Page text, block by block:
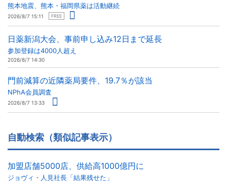
熊本地震、熊本・福岡県薬は活動継続
2026/8/7 15:11 FREE
日薬新潟大会、事前申し込み12日まで延長
参加登録は4000人超え
2026/8/7 14:30
門前減算の近隣薬局要件、19.7％が該当
NPhA会員調査
2026/8/7 13:33
自動検索（類似記事表示）
加盟店舗5000店、供給高1000億円に
ジョヴィ・人見社長「結果残せた」